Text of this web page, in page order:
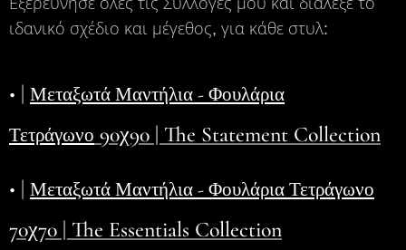
Εξερεύνησε όλες τις Συλλογές μου και διάλεξε το
ιδανικό σχέδιο και μέγεθος, για κάθε στυλ:
• | Μεταξωτά Μαντήλια - Φουλάρια
Τετράγωνο 90χ90 | The Statement Collection
• | Μεταξωτά Μαντήλια - Φουλάρια Τετράγωνο
70χ70 | The Essentials Collection